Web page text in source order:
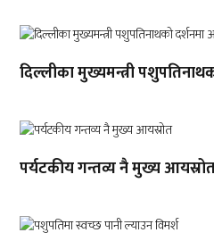
दिल्लीका मुख्यमन्त्री
पर्यटकीय गन्तव्य नै मुख्य